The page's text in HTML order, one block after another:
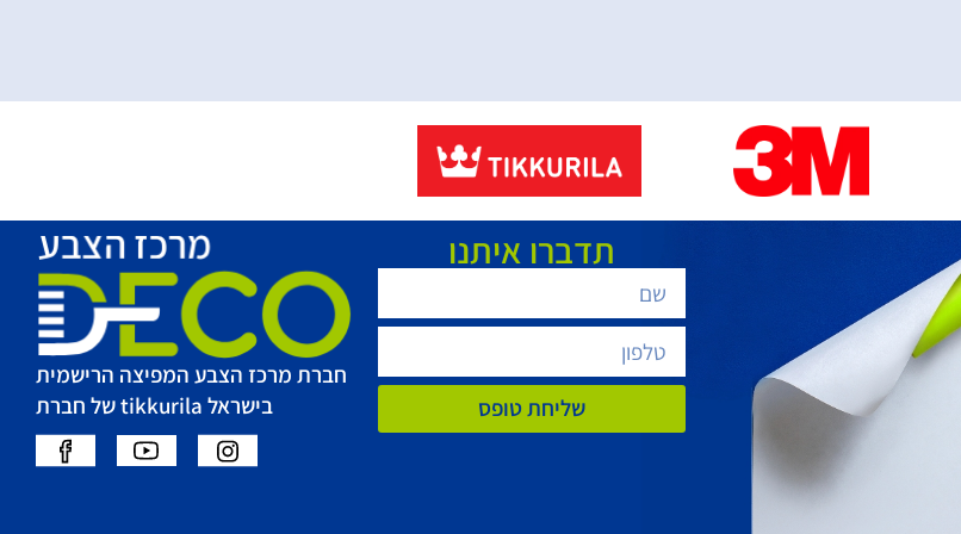
תדברו איתנו
שליחת טופס
חברת מרכז הצבע המפיצה הרישמית
בישראל tikkurila של חברת